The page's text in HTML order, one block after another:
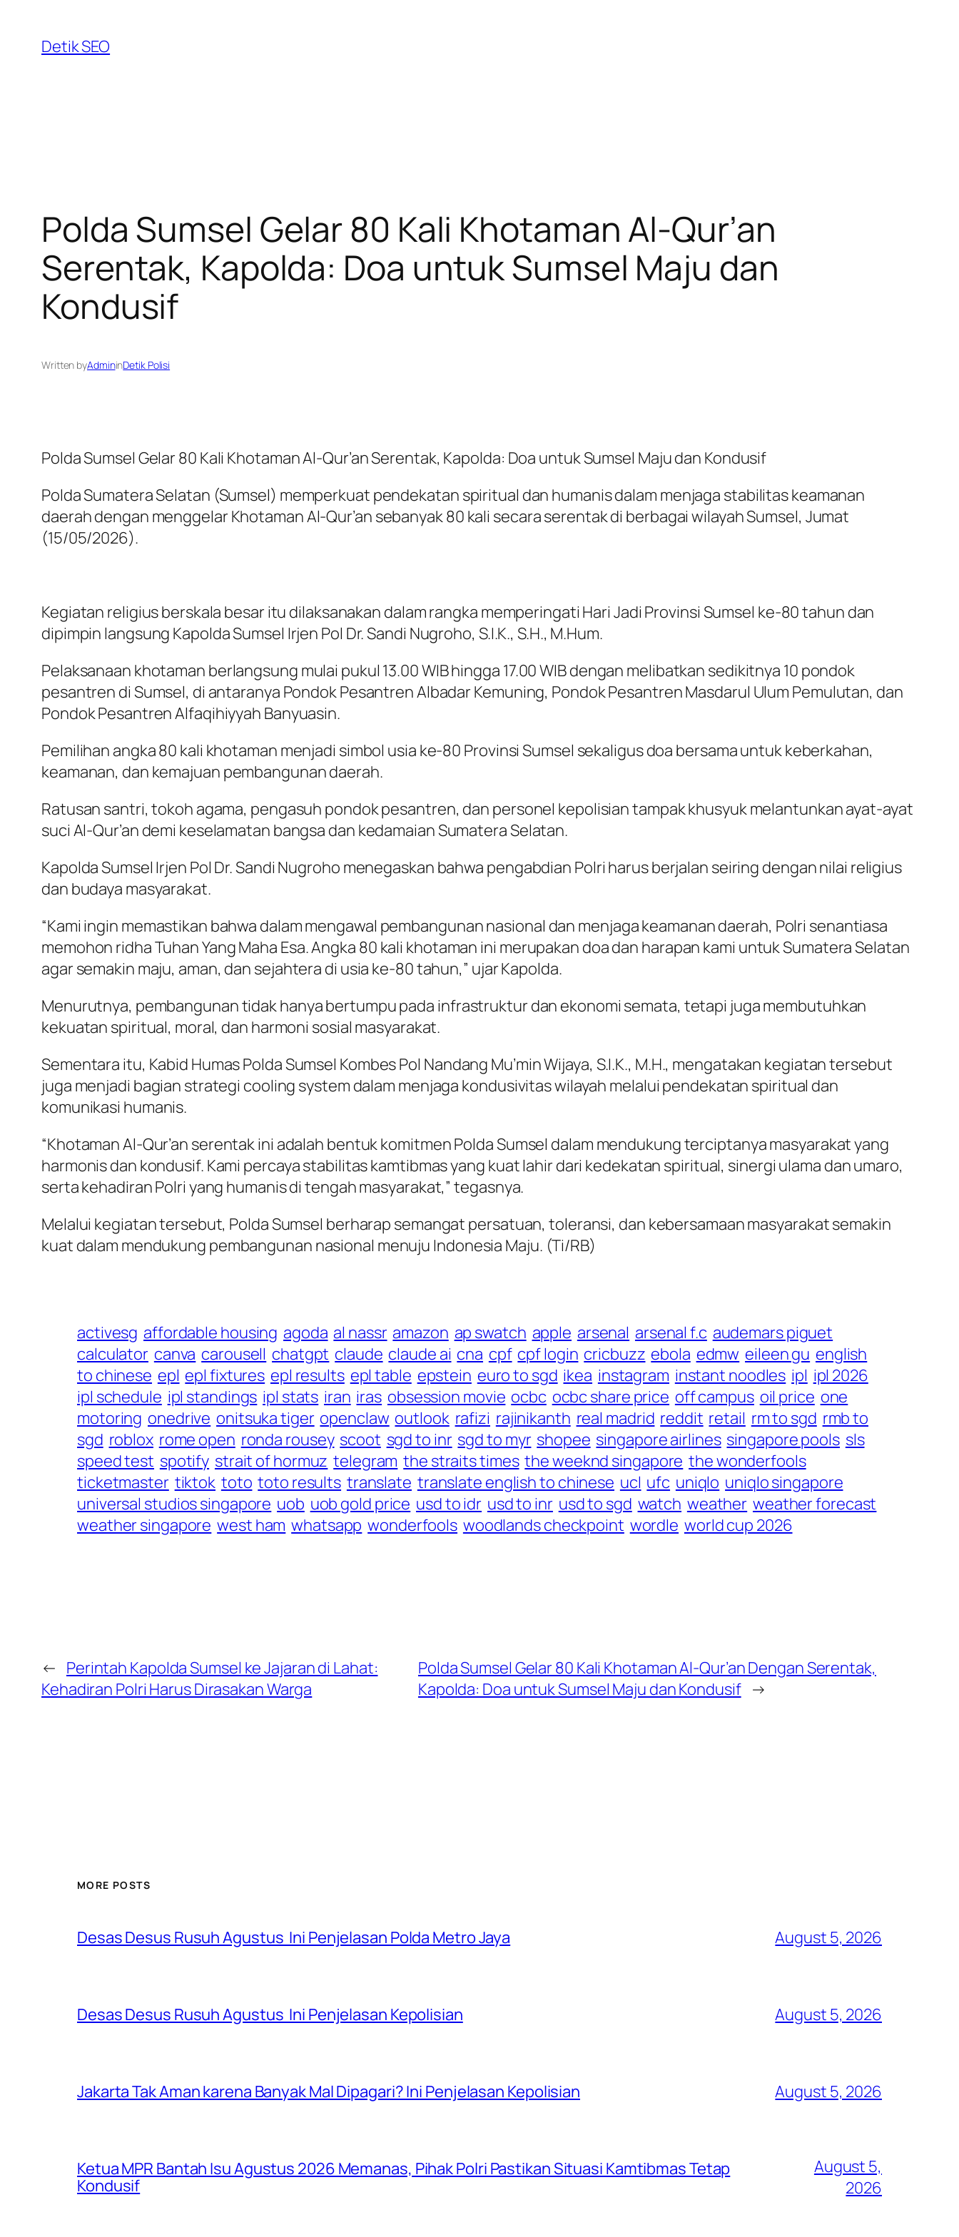
content
Detik SEO
Polda Sumsel Gelar 80 Kali Khotaman Al-Qur’an
Serentak, Kapolda: Doa untuk Sumsel Maju dan
Kondusif
Written byAdmininDetik Polisi
Polda Sumsel Gelar 80 Kali Khotaman Al-Qur’an Serentak, Kapolda: Doa untuk Sumsel Maju dan Kondusif
Polda Sumatera Selatan (Sumsel) memperkuat pendekatan spiritual dan humanis dalam menjaga stabilitas keamanan
daerah dengan menggelar Khotaman Al-Qur’an sebanyak 80 kali secara serentak di berbagai wilayah Sumsel, Jumat
(15/05/2026).
Kegiatan religius berskala besar itu dilaksanakan dalam rangka memperingati Hari Jadi Provinsi Sumsel ke-80 tahun dan
dipimpin langsung Kapolda Sumsel Irjen Pol Dr. Sandi Nugroho, S.I.K., S.H., M.Hum.
Pelaksanaan khotaman berlangsung mulai pukul 13.00 WIB hingga 17.00 WIB dengan melibatkan sedikitnya 10 pondok
pesantren di Sumsel, di antaranya Pondok Pesantren Albadar Kemuning, Pondok Pesantren Masdarul Ulum Pemulutan, dan
Pondok Pesantren Alfaqihiyyah Banyuasin.
Pemilihan angka 80 kali khotaman menjadi simbol usia ke-80 Provinsi Sumsel sekaligus doa bersama untuk keberkahan,
keamanan, dan kemajuan pembangunan daerah.
Ratusan santri, tokoh agama, pengasuh pondok pesantren, dan personel kepolisian tampak khusyuk melantunkan ayat-ayat
suci Al-Qur’an demi keselamatan bangsa dan kedamaian Sumatera Selatan.
Kapolda Sumsel Irjen Pol Dr. Sandi Nugroho menegaskan bahwa pengabdian Polri harus berjalan seiring dengan nilai religius
dan budaya masyarakat.
“Kami ingin memastikan bahwa dalam mengawal pembangunan nasional dan menjaga keamanan daerah, Polri senantiasa
memohon ridha Tuhan Yang Maha Esa. Angka 80 kali khotaman ini merupakan doa dan harapan kami untuk Sumatera Selatan
agar semakin maju, aman, dan sejahtera di usia ke-80 tahun,” ujar Kapolda.
Menurutnya, pembangunan tidak hanya bertumpu pada infrastruktur dan ekonomi semata, tetapi juga membutuhkan
kekuatan spiritual, moral, dan harmoni sosial masyarakat.
Sementara itu, Kabid Humas Polda Sumsel Kombes Pol Nandang Mu’min Wijaya, S.I.K., M.H., mengatakan kegiatan tersebut
juga menjadi bagian strategi cooling system dalam menjaga kondusivitas wilayah melalui pendekatan spiritual dan
komunikasi humanis.
“Khotaman Al-Qur’an serentak ini adalah bentuk komitmen Polda Sumsel dalam mendukung terciptanya masyarakat yang
harmonis dan kondusif. Kami percaya stabilitas kamtibmas yang kuat lahir dari kedekatan spiritual, sinergi ulama dan umaro,
serta kehadiran Polri yang humanis di tengah masyarakat,” tegasnya.
Melalui kegiatan tersebut, Polda Sumsel berharap semangat persatuan, toleransi, dan kebersamaan masyarakat semakin
kuat dalam mendukung pembangunan nasional menuju Indonesia Maju. (Ti/RB)
activesg affordable housing agoda al nassr amazon ap swatch apple arsenal arsenal f.c audemars piguet
calculator canva carousell chatgpt claude claude ai cna cpf cpf login cricbuzz ebola edmw eileen gu english
to chinese epl epl fixtures epl results epl table epstein euro to sgd ikea instagram instant noodles ipl ipl 2026
ipl schedule ipl standings ipl stats iran iras obsession movie ocbc ocbc share price off campus oil price one
motoring onedrive onitsuka tiger openclaw outlook rafizi rajinikanth real madrid reddit retail rm to sgd rmb to
sgd roblox rome open ronda rousey scoot sgd to inr sgd to myr shopee singapore airlines singapore pools sls
speed test spotify strait of hormuz telegram the straits times the weeknd singapore the wonderfools
ticketmaster tiktok toto toto results translate translate english to chinese ucl ufc uniqlo uniqlo singapore
universal studios singapore uob uob gold price usd to idr usd to inr usd to sgd watch weather weather forecast
weather singapore west ham whatsapp wonderfools woodlands checkpoint wordle world cup 2026
← Perintah Kapolda Sumsel ke Jajaran di Lahat:
Kehadiran Polri Harus Dirasakan Warga
Polda Sumsel Gelar 80 Kali Khotaman Al-Qur’an Dengan Serentak,
Kapolda: Doa untuk Sumsel Maju dan Kondusif →
MORE POSTS
Desas Desus Rusuh Agustus Ini Penjelasan Polda Metro Jaya August 5, 2026
Desas Desus Rusuh Agustus Ini Penjelasan Kepolisian August 5, 2026
Jakarta Tak Aman karena Banyak Mal Dipagari? Ini Penjelasan Kepolisian August 5, 2026
Ketua MPR Bantah Isu Agustus 2026 Memanas, Pihak Polri Pastikan Situasi Kamtibmas Tetap
Kondusif
August 5,
2026